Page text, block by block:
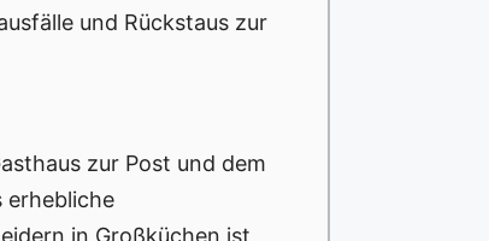
und Rückstaus zur
zur Post und dem
erhebliche
in Großküchen ist